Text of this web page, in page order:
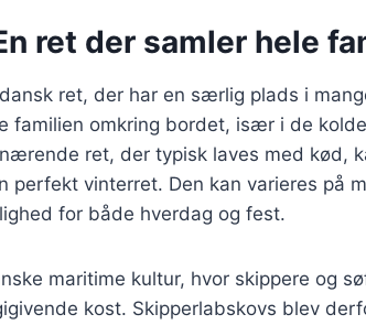
ret der samler hele
ret, der har en særlig plads i
familien omkring bordet, især i de
ret, der typisk laves med kød,
perfekt vinterret. Den kan varieres på
for både hverdag og fest.
maritime kultur, hvor skippere og
kost. Skipperlabskovs blev